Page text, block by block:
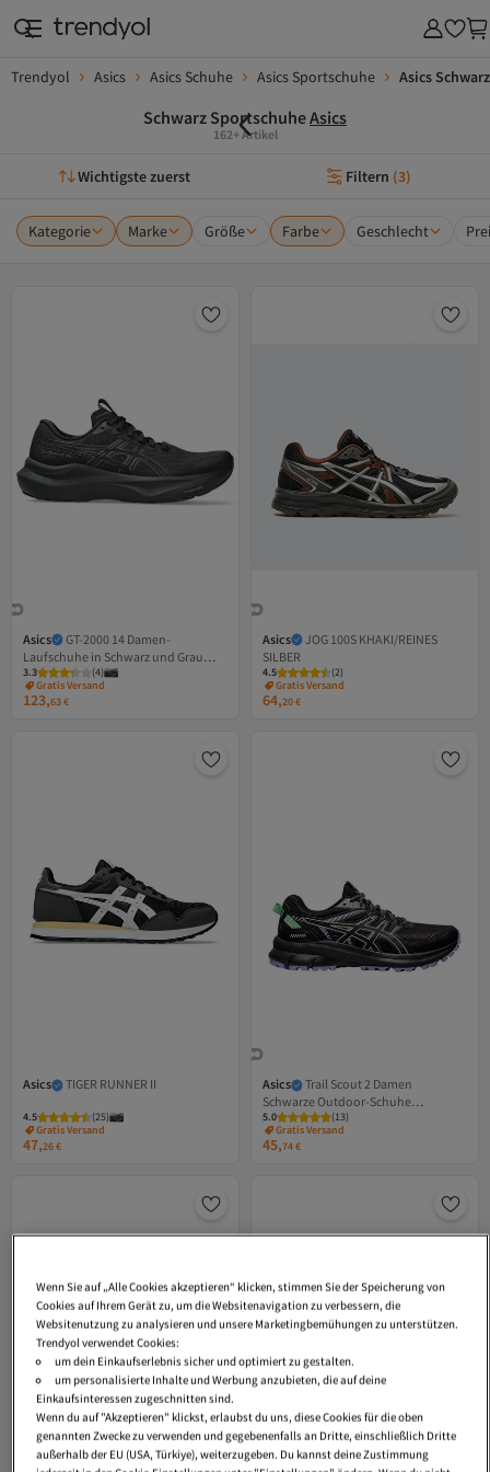
Trendyol Asics Asics Schuhe Asics Sportschuhe Asics
Schwarz SportschuheAsics
162+ Artikel
Wichtigste zuerst Filtern (3)
Kategorie Marke Größe Farbe Geschlecht
Asics
GT-2000 14 Damen-
Laufschuhe in Schwarz und Grau
1012B843-002
3.3 (4)
Versand Kostenlos
Gratis Versand
Versand Kostenlos
123,63€
Asics
JOG 100S KHAKI/REINES
SILBER
4.5 (2)
Versand Kostenlos
Gratis Versand
Versand Kostenlos
64,20€
Asics TIGER RUNNER II
4.5 (25)
Versand Kostenlos
Gratis Versand
Versand Kostenlos
47,26€
Asics
Trail Scout 2 Damen
Schwarze Outdoor-Schuhe
1012b039-010
5.0 (13)
Versand Kostenlos
Gratis Versand
Versand Kostenlos
45,74€
Wenn Sie auf „Alle Cookies akzeptieren“ klicken, stimmen Sie der Speicherung von
Cookies auf Ihrem Gerät zu, um die Websitenavigation zu verbessern, die
Websitenutzung zu analysieren und unsere Marketingbemühungen zu unterstützen.
Trendyol verwendet Cookies:
um dein Einkaufserlebnis sicher und optimiert zu gestalten.
um personalisierte Inhalte und Werbung anzubieten, die auf deine
Einkaufsinteressen zugeschnitten sind.
Wenn du auf "Akzeptieren" klickst, erlaubst du uns, diese Cookies für die oben
genannten Zwecke zu verwenden und gegebenenfalls an Dritte, einschließlich Dritte
außerhalb der EU (USA, Türkiye), weiterzugeben. Du kannst deine Zustimmung